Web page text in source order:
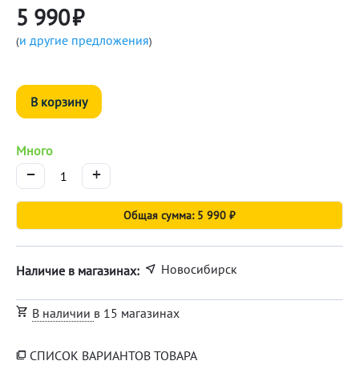
5 990₽
(и другие предложения)
В корзину
Много
+
−
Общая сумма: 5 990 ₽
Наличие в магазинах: Новосибирск
В наличии в 15 магазинах
СПИСОК ВАРИАНТОВ ТОВАРА